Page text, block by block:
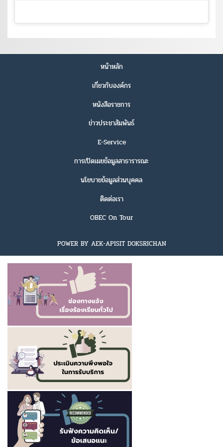
หน้าหลัก
เกี่ยวกับองค์กร
หนังสือราชการ
ข่าวประชาสัมพันธ์
E-Service
การเปิดเผยข้อมูลสาธารารณะ
นโยบายข้อมูลส่วนบุคคล
ติดต่อเรา
OBEC On Tour
POWER BY AEK-APISIT DOKSRICHAN